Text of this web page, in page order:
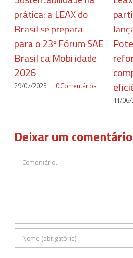
prática: a LEAX do
Brasil se prepara
para o 23º Fórum SAE
Brasil da Mobilidade
2026
29/07/2026 | 0 Comentários
11/06/
Deixar um comentário